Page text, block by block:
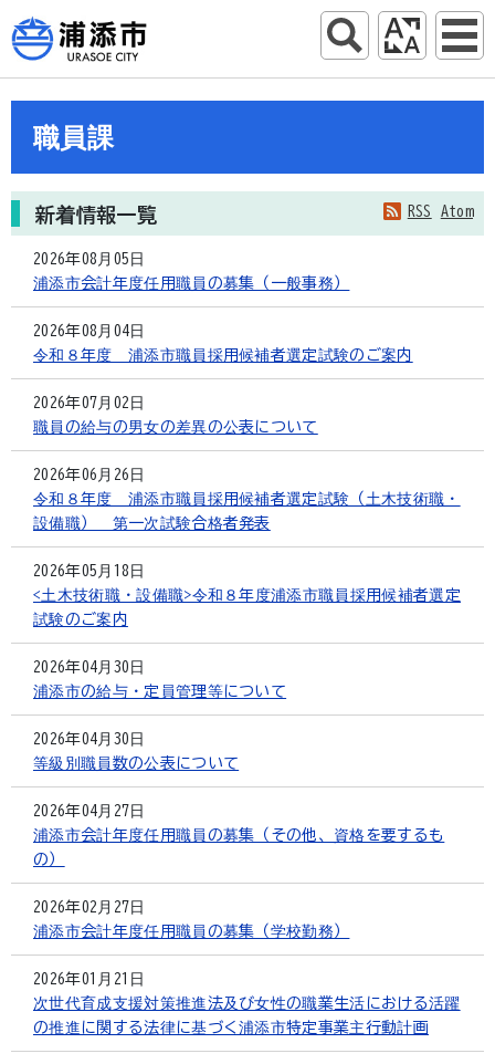
職員課
RSS Atom
新着情報一覧
2026年08月05日
浦添市会計年度任用職員の募集（一般事務）
2026年08月04日
令和８年度 浦添市職員採用候補者選定試験のご案内
2026年07月02日
職員の給与の男女の差異の公表について
2026年06月26日
令和８年度 浦添市職員採用候補者選定試験（土木技術職・
設備職） 第一次試験合格者発表
2026年05月18日
<土木技術職・設備職>令和８年度浦添市職員採用候補者選定
試験のご案内
2026年04月30日
浦添市の給与・定員管理等について
2026年04月30日
等級別職員数の公表について
2026年04月27日
浦添市会計年度任用職員の募集（その他、資格を要するも
の）
2026年02月27日
浦添市会計年度任用職員の募集（学校勤務）
2026年01月21日
次世代育成支援対策推進法及び女性の職業生活における活躍
の推進に関する法律に基づく浦添市特定事業主行動計画